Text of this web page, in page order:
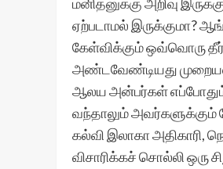
ஏற்படாமல் இருக்குமா?
கேள்விக்கும் ஒவ்வொரு
அண்டவேண்டியது
ஆலய அன்பர்கள் எப்போதும்
வந்தாலும்
கல்வி இலாகா அதிகாரி,
விசாரிக்கச் சொல்லி ஒரு